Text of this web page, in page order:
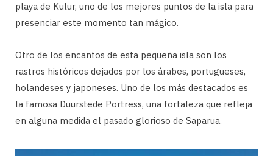
playa de Kulur, uno de los mejores puntos de la isla para
presenciar este momento tan mágico.
Otro de los encantos de esta pequeña isla son los
rastros históricos dejados por los árabes, portugueses,
holandeses y japoneses. Uno de los más destacados es
la famosa Duurstede Portress, una fortaleza que refleja
en alguna medida el pasado glorioso de Saparua.